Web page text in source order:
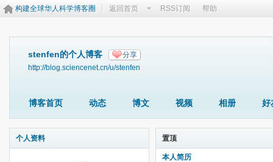
构建全球华人科学博客圈 返回首页 RSS订阅 帮助
stenfen的个人博客 分享
http://blog.sciencenet.cn/u/stenfen
博客首页 动态 博文 视频 相册 好
个人资料 置顶
本人简历